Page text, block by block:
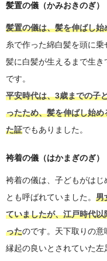
髪置の儀（かみおきのぎ）
髪置の儀は、髪を伸ばし
糸で作った綿白髪を頭に乗
髪に白髪が生えるまで生
です。
平安時代は、3歳までの子
ったため、髪を伸ばし始
た証でもありました。
袴着の儀（はかまぎのぎ）
袴着の儀は、子どもがはじ
とも呼ばれていました。 男
ていましたが、江戸時代
ったのです。天下取りの意
縁起の良いとされていた左